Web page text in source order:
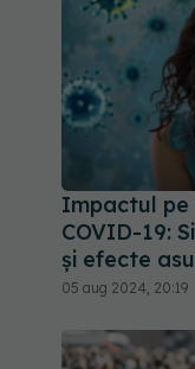
Impactul pe
COVID-19:
și efecte
05 aug 2024, 20:19